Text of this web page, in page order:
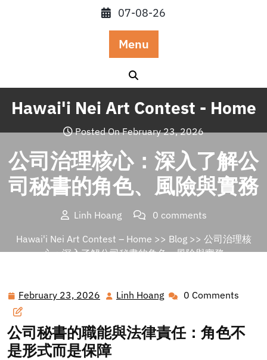
07-08-26
Menu
Hawai'i Nei Art Contest - Home
Posted On February 23, 2026
公司治理核心：深入了解公
司秘書的角色、風險與實務
Linh Hoang
0 comments
Hawai'i Nei Art Contest – Home >> Blog>> 公司治理核
心：深入了解公司秘書的角色、風險與實務
February 23, 2026 February
2026
Linh Hoang Linh 0 Comments
公司秘書的職能與法律責任：角色不
是形式而是保障